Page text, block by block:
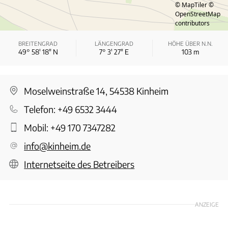
© MapTiler©
OpenStreetMap
contributors
BREITENGRAD
49° 58′ 18″ N
LÄNGENGRAD
7° 3′ 27″ E
HÖHE ÜBER N.N.
103m
Moselweinstraße 14, 54538 Kinheim
Telefon: +49 6532 3444
Mobil: +49 170 7347282
info@kinheim.de
Internetseite des Betreibers
ANZEIGE